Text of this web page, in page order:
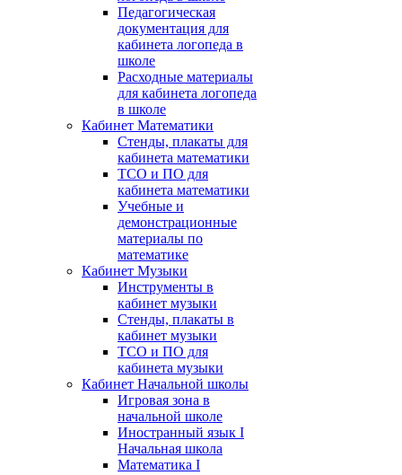
Педагогическая
документация для
кабинета логопеда в
школе
Расходные материалы
для кабинета логопеда
в школе
Кабинет Математики
Стенды, плакаты для
кабинета математики
ТСО и ПО для
кабинета математики
Учебные и
демонстрационные
материалы по
математике
Кабинет Музыки
Инструменты в
кабинет музыки
Стенды, плакаты в
кабинет музыки
ТСО и ПО для
кабинета музыки
Кабинет Начальной школы
Игровая зона в
начальной школе
Иностранный язык I
Начальная школа
Математика I